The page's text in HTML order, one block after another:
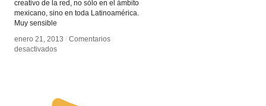
creativo de la red, no sólo en el ámbito
mexicano, sino en toda Latinoamérica.
Muy sensible
enero 21, 2013 / Comentarios
desactivadosen
enero 21, 2013 / Comentarios
desactivadosen